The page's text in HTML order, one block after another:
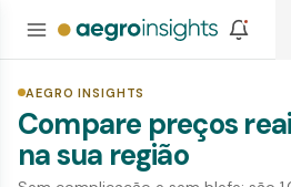
AEGRO INSIGHTS
Compare preços
na sua região